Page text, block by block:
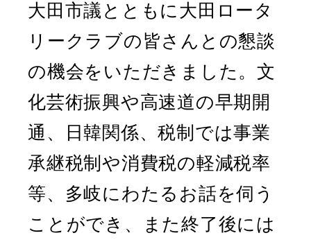
大田市議とともに大田ロータ
リークラブの皆さんとの懇談
の機会をいただきました。文
化芸術振興や高速道の早期開
通、日韓関係、税制では事業
承継税制や消費税の軽減税率
等、多岐にわたるお話を伺う
ことができ、また終了後には